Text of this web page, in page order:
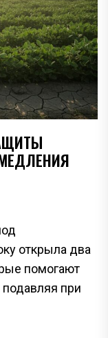
открыла два
помогают
подавляя при